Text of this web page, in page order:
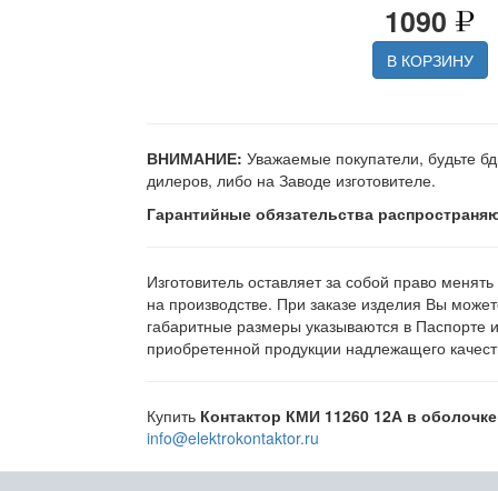
1090
В КОРЗИНУ
ВНИМАНИЕ: Уважаемые покупатели, будьте
дилеров, либо на Заводе изготовителе.
Гарантийные обязательства
Изготовитель оставляет за собой право
на производстве. При заказе изделия Вы
габаритные размеры указываются в
приобретенной продукции надлежащего
Купить Контактор КМИ 11260 12А в оболочке
info@elektrokontaktor.ru